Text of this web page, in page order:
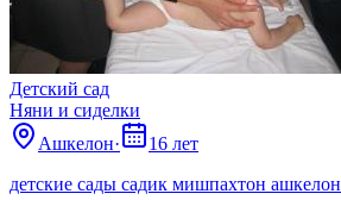
Детский сад
Няни и сиделки
Ашкелон·
16 лет
детские сады садик мишпахтон ашкелон